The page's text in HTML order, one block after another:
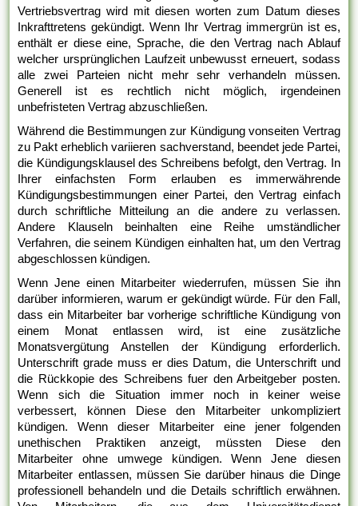
Vertriebsvertrag wird mit diesen worten zum Datum dieses
Inkrafttretens gekündigt. Wenn Ihr Vertrag immergrün ist es,
enthält er diese eine, Sprache, die den Vertrag nach Ablauf
welcher ursprünglichen Laufzeit unbewusst erneuert, sodass
alle zwei Parteien nicht mehr sehr verhandeln müssen.
Generell ist es rechtlich nicht möglich, irgendeinen
unbefristeten Vertrag abzuschließen.
Während die Bestimmungen zur Kündigung vonseiten Vertrag
zu Pakt erheblich variieren sachverstand, beendet jede Partei,
die Kündigungsklausel des Schreibens befolgt, den Vertrag. In
Ihrer einfachsten Form erlauben es immerwährende
Kündigungsbestimmungen einer Partei, den Vertrag einfach
durch schriftliche Mitteilung an die andere zu verlassen.
Andere Klauseln beinhalten eine Reihe umständlicher
Verfahren, die seinem Kündigen einhalten hat, um den Vertrag
abgeschlossen kündigen.
Wenn Jene einen Mitarbeiter wiederrufen, müssen Sie ihn
darüber informieren, warum er gekündigt würde. Für den Fall,
dass ein Mitarbeiter bar vorherige schriftliche Kündigung von
einem Monat entlassen wird, ist eine zusätzliche
Monatsvergütung Anstellen der Kündigung erforderlich.
Unterschrift grade muss er dies Datum, die Unterschrift und
die Rückkopie des Schreibens fuer den Arbeitgeber posten.
Wenn sich die Situation immer noch in keiner weise
verbessert, können Diese den Mitarbeiter unkompliziert
kündigen. Wenn dieser Mitarbeiter eine jener folgenden
unethischen Praktiken anzeigt, müssten Diese den
Mitarbeiter ohne umwege kündigen. Wenn Jene diesen
Mitarbeiter entlassen, müssen Sie darüber hinaus die Dinge
professionell behandeln und die Details schriftlich erwähnen.